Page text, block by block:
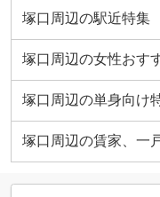
塚口周辺の駅近特集
塚口周辺の女性おす
塚口周辺の単身向け
塚口周辺の賃家、一